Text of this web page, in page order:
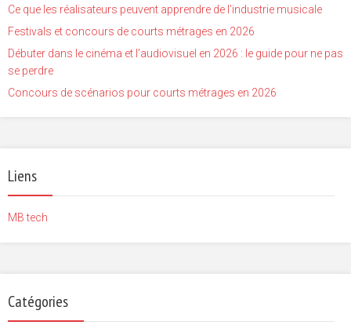
Ce que les réalisateurs peuvent apprendre de l’industrie musicale
Festivals et concours de courts métrages en 2026
Débuter dans le cinéma et l’audiovisuel en 2026 : le guide pour ne pas
se perdre
Concours de scénarios pour courts métrages en 2026
Liens
MB tech
Catégories